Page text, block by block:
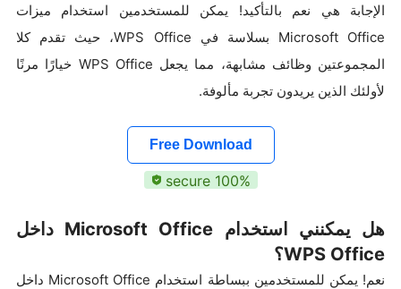
الإجابة هي نعم بالتأكيد! يمكن للمستخدمين استخدام ميزات
Microsoft Office بسلاسة في WPS Office، حيث تقدم كلا
المجموعتين وظائف مشابهة، مما يجعل WPS Office خيارًا مرنًا
لأولئك الذين يريدون تجربة مألوفة.
Free Download
100% secure
هل يمكنني استخدام Microsoft Office داخل
WPS Office؟
نعم! يمكن للمستخدمين ببساطة استخدام Microsoft Office داخل